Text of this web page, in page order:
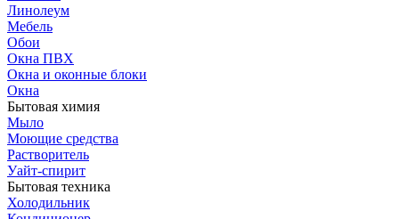
Линолеум
Мебель
Обои
Окна ПВХ
Окна и оконные блоки
Окна
Бытовая химия
Мыло
Моющие средства
Растворитель
Уайт-спирит
Бытовая техника
Холодильник